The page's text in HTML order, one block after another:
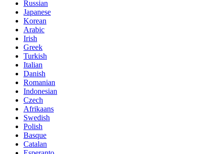
Russian
Japanese
Korean
Arabic
Irish
Greek
Turkish
Italian
Danish
Romanian
Indonesian
Czech
Afrikaans
Swedish
Polish
Basque
Catalan